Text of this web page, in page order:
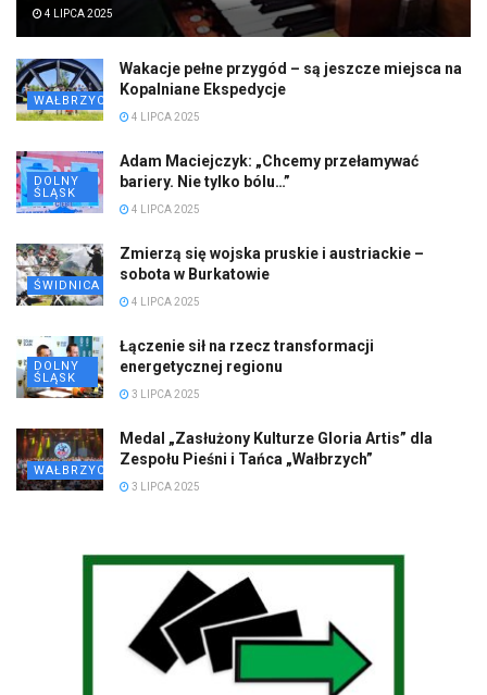
4 LIPCA 2025
WAŁBRZYCH
Wakacje pełne przygód – są jeszcze miejsca na
Kopalniane Ekspedycje
4 LIPCA 2025
DOLNY
ŚLĄSK
Adam Maciejczyk: „Chcemy przełamywać
bariery. Nie tylko bólu…”
4 LIPCA 2025
ŚWIDNICA
Zmierzą się wojska pruskie i austriackie –
sobota w Burkatowie
4 LIPCA 2025
DOLNY
ŚLĄSK
Łączenie sił na rzecz transformacji
energetycznej regionu
3 LIPCA 2025
WAŁBRZYCH
Medal „Zasłużony Kulturze Gloria Artis” dla
Zespołu Pieśni i Tańca „Wałbrzych”
3 LIPCA 2025